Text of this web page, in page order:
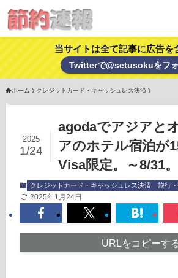
当サイトは全て記事に広告を
Twitterで@setusokuをフ
ホーム クレジットカード・キャッシュレス決済
agodaでアジアと
アのホテル宿泊が
Visa限定。～8/31。
2025
1/24
クレジットカード・キャッシュレス決済 旅行
2025年1月24日
URLをコピーす